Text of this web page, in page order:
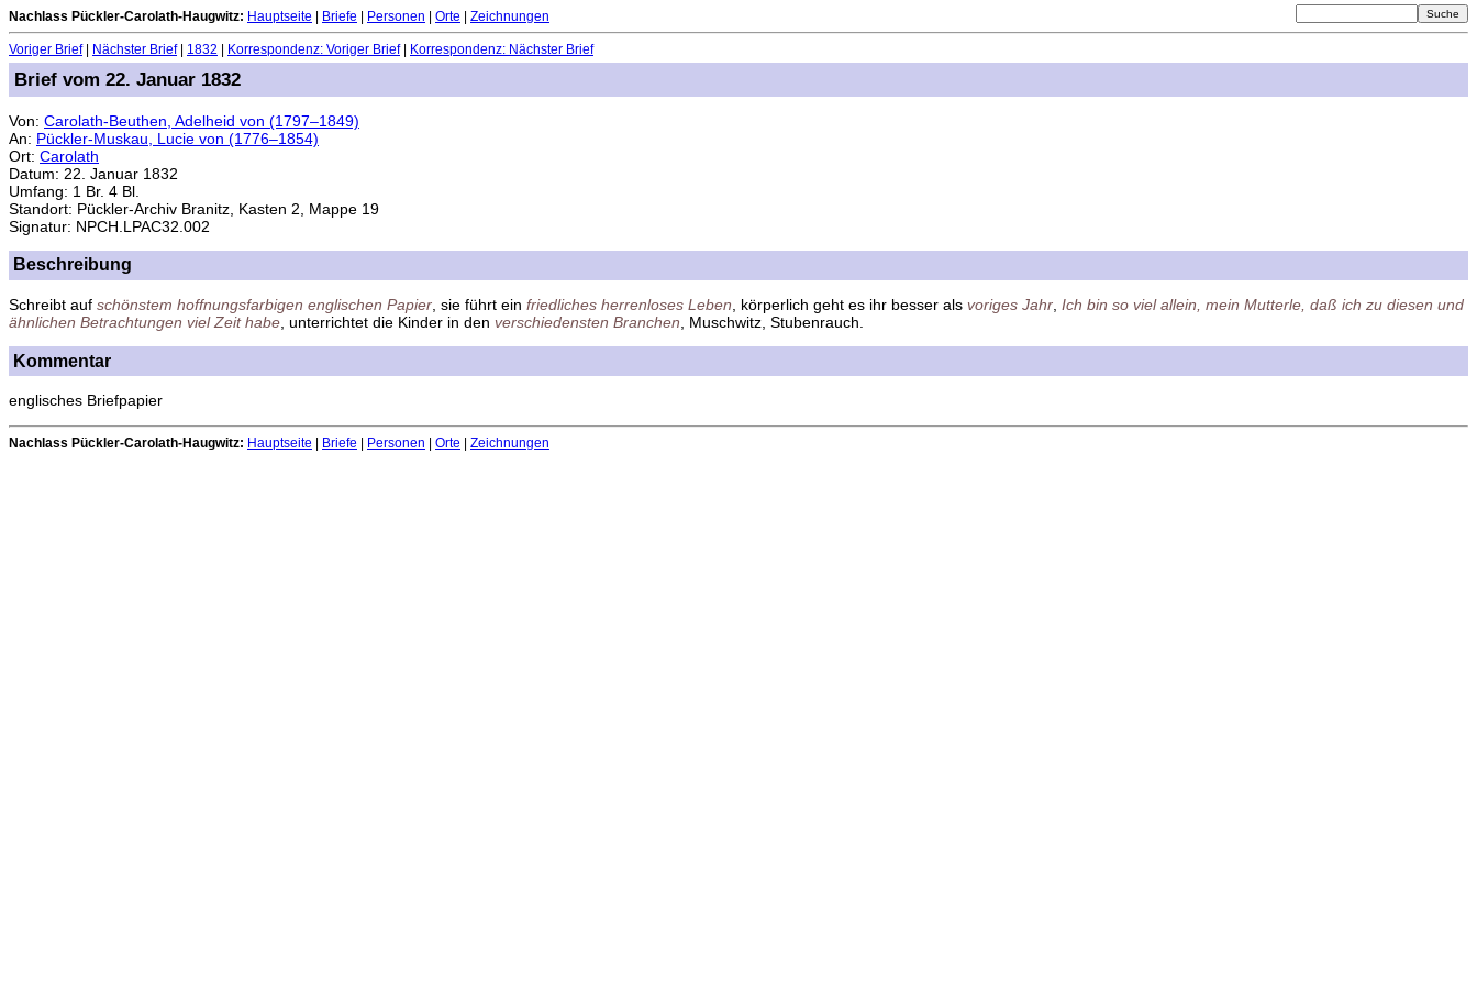
Nachlass Pückler-Carolath-Haugwitz: Hauptseite Briefe Personen Orte Zeichnungen
Voriger Brief| Nächster Brief| 1832 Korrespondenz: Voriger Brief| Korrespondenz: Nächster Brief
Brief vom 22. Januar 1832
Von: Carolath-Beuthen, Adelheid von (1797–1849)
An: Pückler-Muskau, Lucie von (1776–1854)
Ort: Carolath
Datum: 22. Januar 1832
Umfang: 1 Br. 4 Bl.
Standort: Pückler-Archiv Branitz, Kasten 2, Mappe 19
Signatur: NPCH.LPAC32.002
Beschreibung
Schreibt auf schönstem hoffnungsfarbigen englischen Papier , sie führt ein friedliches herrenloses Leben , körperlich geht es ihr besser als voriges Jahr Ich bin so viel allein, mein Mutterle, daß ich zu diesen und
ähnlichen Betrachtungen viel Zeit habe , unterrichtet die Kinder in den verschiedensten Branchen , Muschwitz, Stubenrauch.
Kommentar
englisches Briefpapier
Nachlass Pückler-Carolath-Haugwitz: Hauptseite | Briefe | Personen | Orte | Zeichnungen